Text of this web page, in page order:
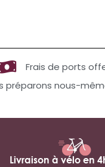
Frais de ports
préparons nous-
Livraison à vélo en